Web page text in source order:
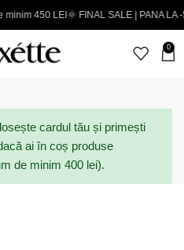
LEI🌞 FINAL SALE | PANA LA -50% -
0
cardul tău și primești
ai în coș produse
de minim 400 lei).